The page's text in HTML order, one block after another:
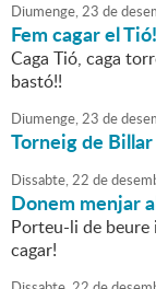
Diumenge,23 de
Fem cagar el
Caga Tió, caga
bastó!!
Diumenge,23 de
Torneig de
Dissabte,22 de
Donem menjar
Porteu-li de beure
cagar!